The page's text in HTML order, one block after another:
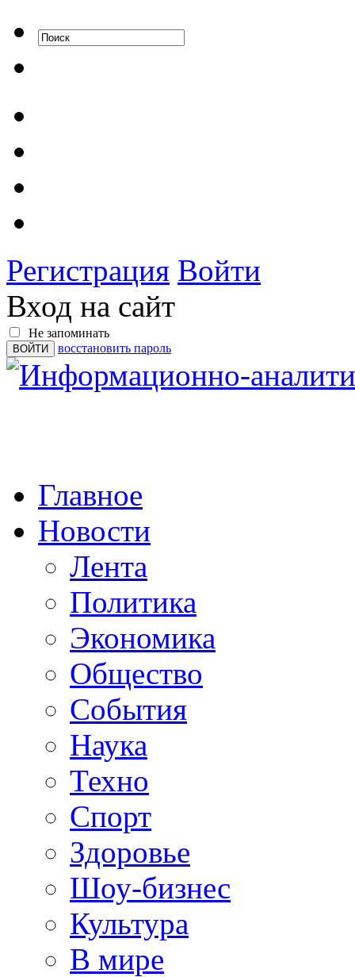
Регистрация Войти
Вход на сайт
Не запоминать
восстановить пароль
Главное
Новости
Лента
Политика
Экономика
Общество
События
Наука
Техно
Спорт
Здоровье
Шоу-бизнес
Культура
В мире